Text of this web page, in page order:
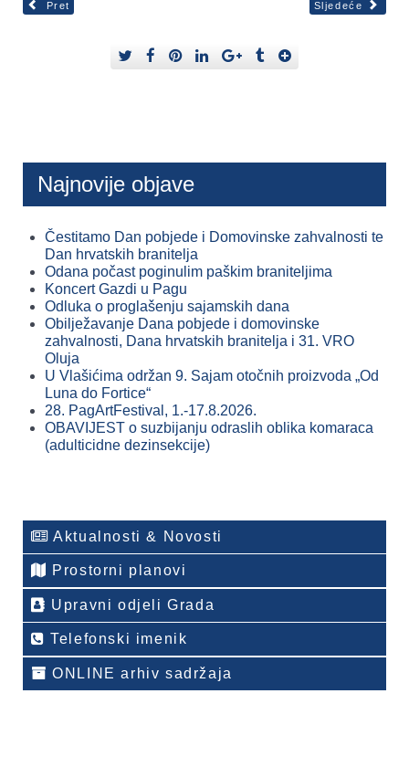
Pret Sljedeće
Najnovije objave
Čestitamo Dan pobjede i Domovinske zahvalnosti te
Dan hrvatskih branitelja
Odana počast poginulim paškim braniteljima
Koncert Gazdi u Pagu
Odluka o proglašenju sajamskih dana
Obilježavanje Dana pobjede i domovinske
zahvalnosti, Dana hrvatskih branitelja i 31. VRO
Oluja
U Vlašićima održan 9. Sajam otočnih proizvoda „Od
Luna do Fortice“
28. PagArtFestival, 1.-17.8.2026.
OBAVIJEST o suzbijanju odraslih oblika komaraca
(adulticidne dezinsekcije)
Aktualnosti & Novosti
Prostorni planovi
Upravni odjeli Grada
Telefonski imenik
ONLINE arhiv sadržaja